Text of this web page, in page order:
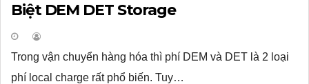
Biệt DEM DET Storage
Trong vận chuyển hàng hóa thì phí DEM và DET là 2 loại
phí local charge rất phổ biến. Tuy…